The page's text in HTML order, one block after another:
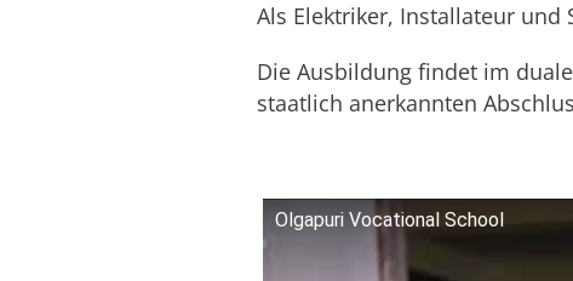
Als Elektriker, Installateur und
Die Ausbildung findet im
staatlich anerkannten
Olgapuri Vocational School